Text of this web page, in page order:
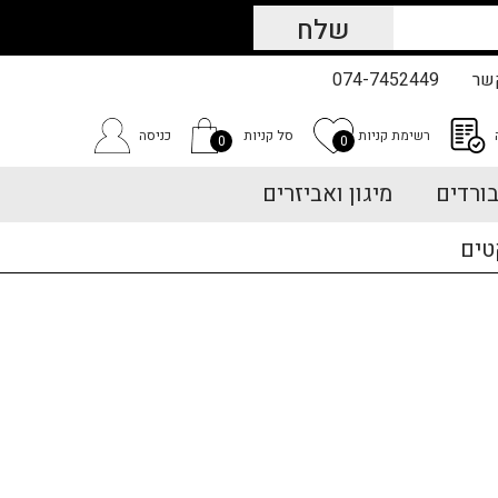
074-7452449
רשימת קניות 0 סל קניות 0 כניסה
מיגון ואביזרים